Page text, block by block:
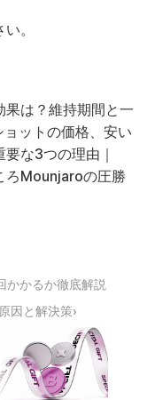
。
果は？維持期間と一
ットの価格、安い
要な3つの理由 ｜
ろMounjaroの圧勝
かかるか徹底解説
因と解決策›